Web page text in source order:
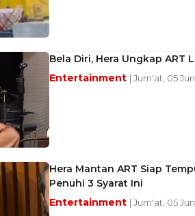
Bela Diri, Hera Ungkap ART
Entertainment | Jum'at, 05
Hera Mantan ART Siap
Penuhi 3 Syarat Ini
Entertainment | Jum'at, 05